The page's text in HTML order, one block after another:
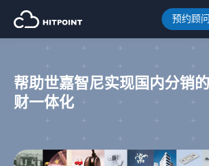
预约顾问
帮助世嘉智尼实现国内分销
财一体化